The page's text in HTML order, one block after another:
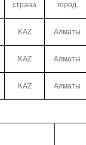
страна город
KAZ Алматы
KAZ Алматы
KAZ Алматы